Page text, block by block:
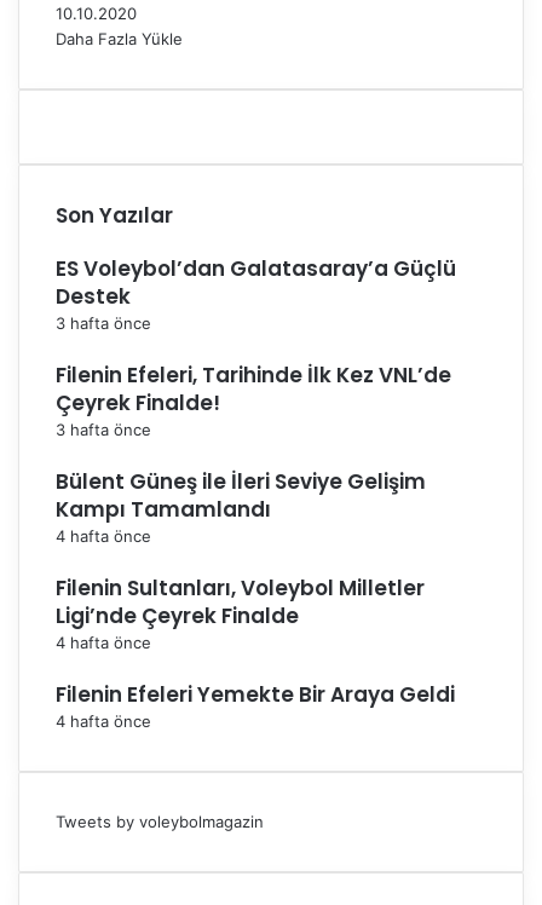
10.10.2020
Daha Fazla Yükle
Son Yazılar
ES Voleybol’dan Galatasaray’a Güçlü
Destek
3 hafta önce
Filenin Efeleri, Tarihinde İlk Kez VNL’de
Çeyrek Finalde!
3 hafta önce
Bülent Güneş ile İleri Seviye Gelişim
Kampı Tamamlandı
4 hafta önce
Filenin Sultanları, Voleybol Milletler
Ligi’nde Çeyrek Finalde
4 hafta önce
Filenin Efeleri Yemekte Bir Araya Geldi
4 hafta önce
Tweets by voleybolmagazin